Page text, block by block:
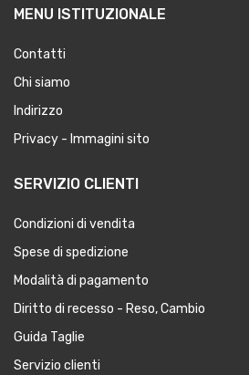
MENU ISTITUZIONALE
Contatti
Chi siamo
Indirizzo
Privacy - Immagini sito
SERVIZIO CLIENTI
Condizioni di vendita
Spese di spedizione
Modalità di pagamento
Diritto di recesso - Reso, Cambio
Guida Taglie
Servizio clienti